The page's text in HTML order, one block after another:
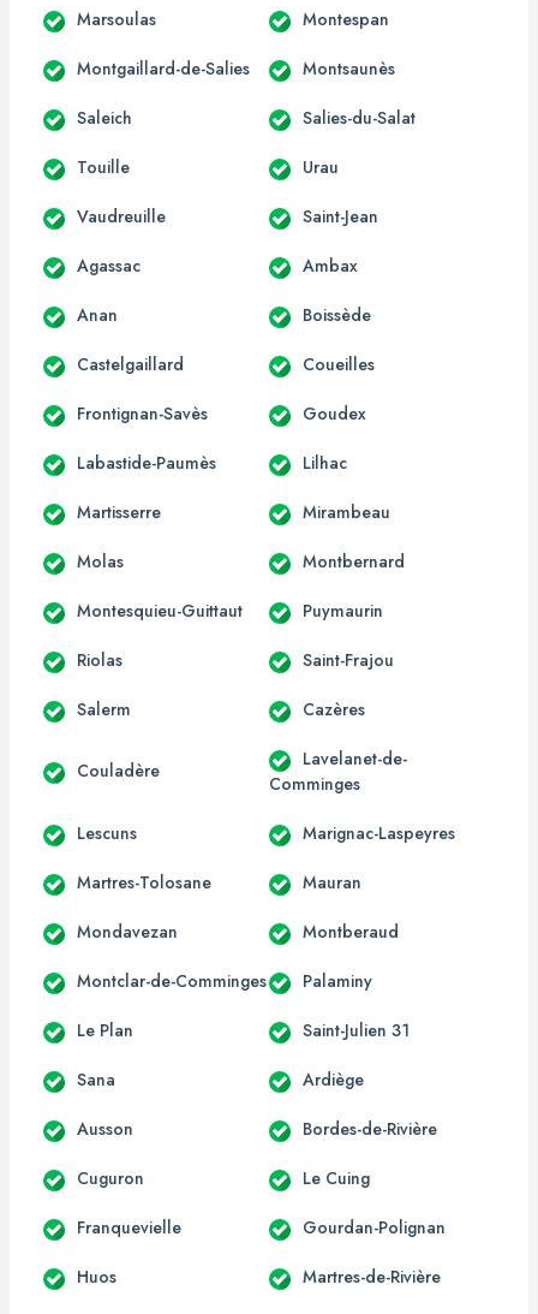
Marsoulas Montespan
Montgaillard-de-Salies Montsaunès
Saleich Salies-du-Salat
Touille Urau
Vaudreuille Saint-Jean
Agassac Ambax
Anan Boissède
Castelgaillard Coueilles
Frontignan-Savès Goudex
Labastide-Paumès Lilhac
Martisserre Mirambeau
Molas Montbernard
Montesquieu-Guittaut Puymaurin
Riolas Saint-Frajou
Salerm Cazères
Couladère
Lavelanet-de-
Comminges
Lescuns Marignac-Laspeyres
Martres-Tolosane Mauran
Mondavezan Montberaud
Montclar-de-Comminges Palaminy
Le Plan Saint-Julien 31
Sana Ardiège
Ausson Bordes-de-Rivière
Cuguron Le Cuing
Franquevielle Gourdan-Polignan
Huos Martres-de-Rivière